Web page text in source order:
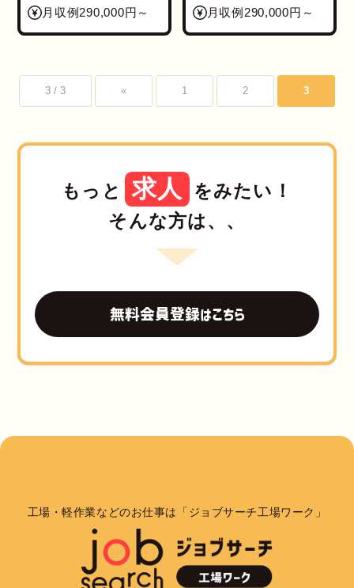
月収例290,000円～
月収例290,000円～
3 / 3 « 1 2 3
もっと 求人
をみたい！
そんな方は、、
無料会員登録はこちら
工場・軽作業などのお仕事は「ジョブサーチ工場ワーク」